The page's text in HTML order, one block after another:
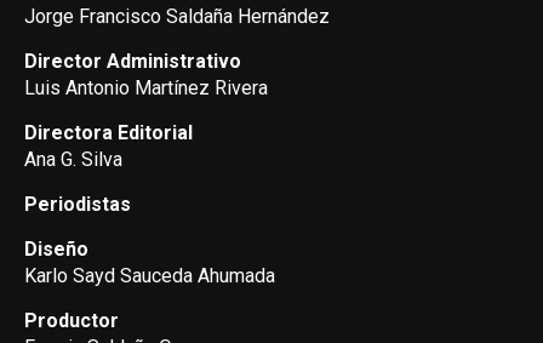
Jorge Francisco Saldaña Hernández
Director Administrativo
Luis Antonio Martínez Rivera
Directora Editorial
Ana G. Silva
Periodistas
Diseño
Karlo Sayd Sauceda Ahumada
Productor